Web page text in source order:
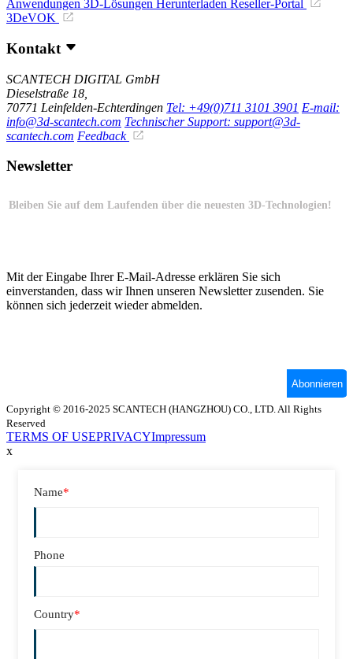
Anwendungen 3D-Lösungen Herunterladen Reseller-Portal
3DeVOK
Kontakt
SCANTECH DIGITAL GmbH
Dieselstraße 18,
70771 Leinfelden-Echterdingen Tel: +49(0)711 3101 3901 E-mail:
info@3d-scantech.com Technischer Support: support@3d-
scantech.com Feedback
Newsletter
Copyright © 2016-2025 SCANTECH (HANGZHOU) CO., LTD. All Rights
Reserved
TERMS OF USEPRIVACYImpressum
x
Name*
Phone
Country*